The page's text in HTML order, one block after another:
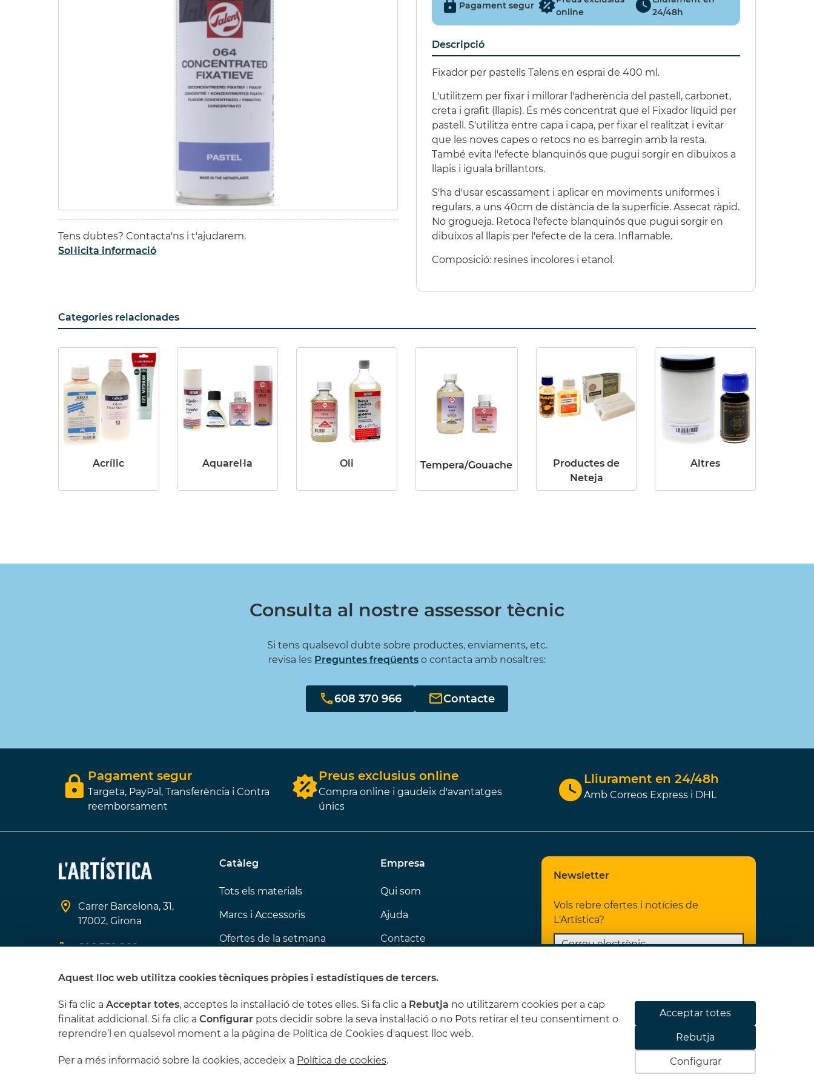
SET PIÑATA 9 EXCITER
15ml.
49,55 €
42,12 €
Tens dubtes? Contacta'ns i t'ajudarem.
Sol·licita informació
Pagament segur
online
24/48h
Descripció
Fixador per pastells Talens en esprai de 400 ml.
L'utilitzem per fixar i millorar l'adherència del pastell, carbonet,
creta i grafit (llapis). És més concentrat que el Fixador líquid per
pastell. S'utilitza entre capa i capa, per fixar el realitzat i evitar
que les noves capes o retocs no es barregin amb la resta.
També evita l'efecte blanquinós que pugui sorgir en dibuixos a
llapis i iguala brillantors.
S'ha d'usar escassament i aplicar en moviments uniformes i
regulars, a uns 40cm de distància de la superfície. Assecat ràpid.
No grogueja. Retoca l'efecte blanquinós que pugui sorgir en
dibuixos al llapis per l'efecte de la cera. Inflamable.
Composició: resines incolores i etanol.
Categories relacionades
Acrílic Aquarel·la Oli Tempera/Gouache
Productes de
Neteja
Altres
Consulta al nostre assessor tècnic
Si tens qualsevol dubte sobre productes, enviaments, etc.
revisa les Preguntes freqüents o contacta amb nosaltres:
608 370 966 Contacte
Pagament segur
Targeta, PayPal, Transferència i Contra
reemborsament
Preus exclusius online
Compra online i gaudeix d'avantatges
únics
Lliurament en 24/48h
Amb Correos Express i DHL
Carrer Barcelona, 31,
17002, Girona
608 370 966
info@lartistica.cat
Catàleg
Tots els materials
Marcs i Accessoris
Ofertes de la setmana
Empresa
Qui som
Ajuda
Contacte
Newsletter
Vols rebre ofertes i notícies de
L'Artística?
QO7AZ1
Aquest lloc web utilitza cookies tècniques pròpies i estadístiques de tercers.
Si fa clic a Acceptar totes, acceptes la instal·lació de totes elles. Si fa clic a Rebutja no utilitzarem cookies per a cap
finalitat addicional. Si fa clic a Configurar pots decidir sobre la seva instal·lació o no Pots retirar el teu consentiment o
reprendre’l en qualsevol moment a la pàgina de Política de Cookies d'aquest lloc web.
Per a més informació sobre la cookies, accedeix a Política de cookies.
Acceptar totes
Rebutja
Configurar